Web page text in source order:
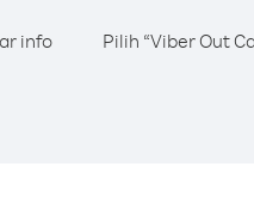
info
Pilih “Viber Out